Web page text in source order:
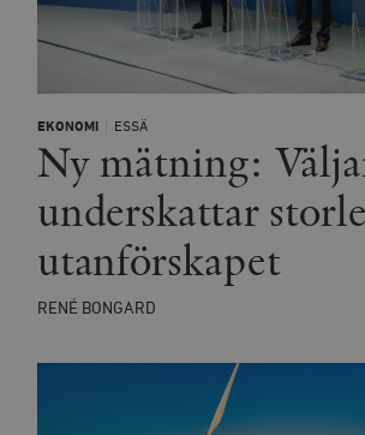
EKONOMI ESSÄ
Ny mätning:
underskattar
utanförskapet
RENÉ BONGARD